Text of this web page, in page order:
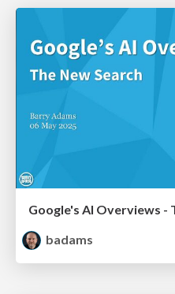
Google's AI Overviews -
badams